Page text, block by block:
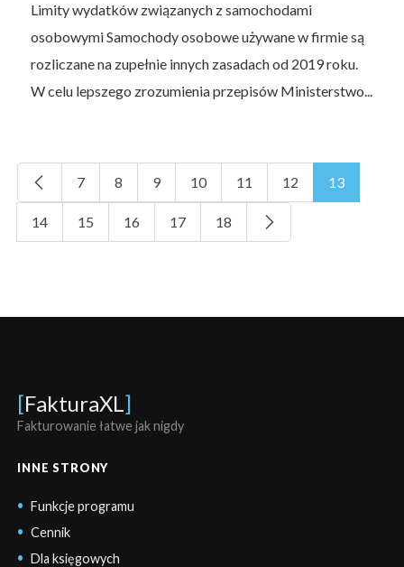
Limity wydatków związanych z samochodami
osobowymi Samochody osobowe używane w firmie są
rozliczane na zupełnie innych zasadach od 2019 roku.
W celu lepszego zrozumienia przepisów Ministerstwo...
7 8 9 10 11 12 13
14 15 16 17 18
[FakturaXL]
Fakturowanie łatwe jak nigdy
INNE STRONY
Funkcje programu
Cennik
Dla księgowych